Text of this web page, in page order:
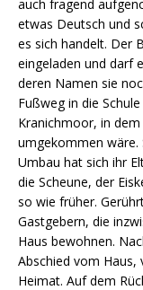
auch fragend
etwas Deutsch und
es sich handelt. Der
eingeladen und darf
deren Namen sie
Fußweg in die
Kranichmoor, in
umgekommen wäre.
Umbau hat sich ihr
die Scheune, der
so wie früher.
Gastgebern, die
Haus bewohnen.
Abschied vom
Heimat. Auf dem